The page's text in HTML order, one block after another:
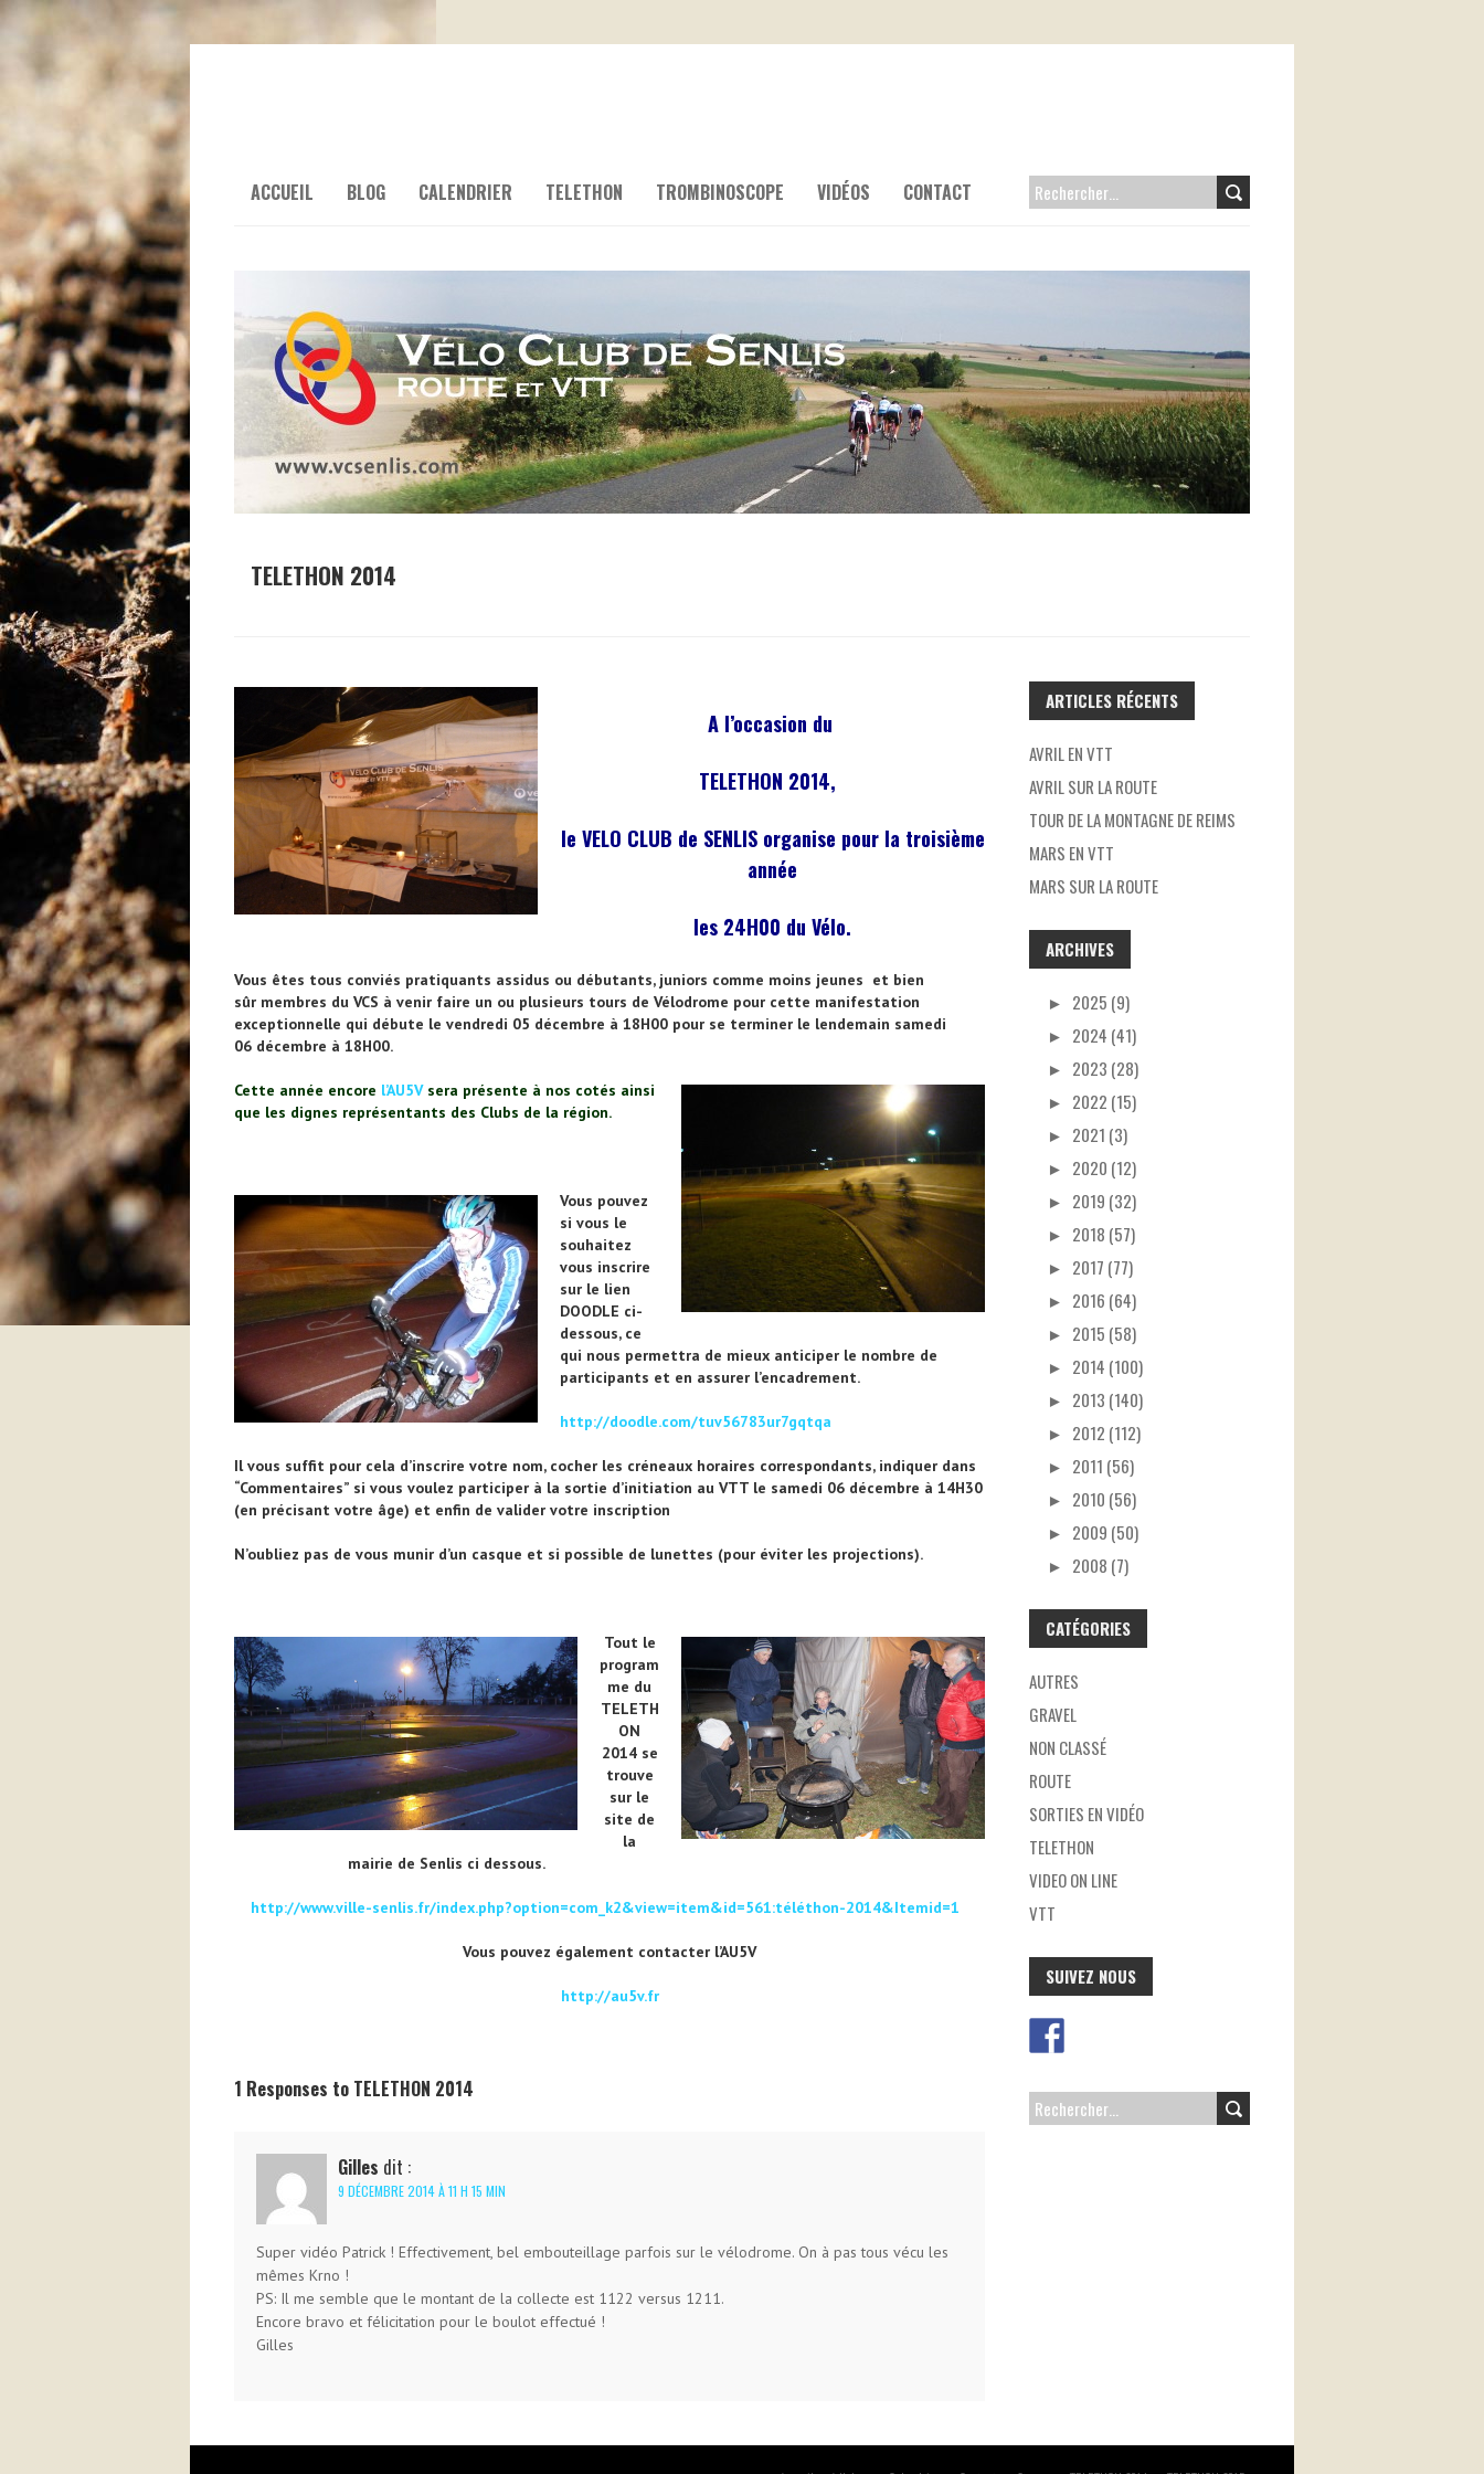
ACCUEIL BLOG CALENDRIER TELETHON TROMBINOSCOPE VIDÉOS CONTACT RECHERCHER :
TELETHON 2014
A l’occasion du
TELETHON 2014,
le VELO CLUB de SENLIS organise pour la troisième
année
les 24H00 du Vélo.
Vous êtes tous conviés pratiquants assidus ou débutants, juniors comme moins jeunes et bien
sûr membres du VCS à venir faire un ou plusieurs tours de Vélodrome pour cette manifestation
exceptionnelle qui débute le vendredi 05 décembre à 18H00 pour se terminer le lendemain samedi
06 décembre à 18H00.
Cette année encore l’AU5Vsera présente à nos cotés ainsi
que les dignes représentants des Clubs de la région.
Vous pouvez
si vous le
souhaitez
vous inscrire
sur le lien
DOODLE ci-
dessous, ce
qui nous permettra de mieux anticiper le nombre de
participants et en assurer l’encadrement.
http://doodle.com/tuv56783ur7gqtqa
Il vous suffit pour cela d’inscrire votre nom, cocher les créneaux horaires correspondants, indiquer dans
“Commentaires” si vous voulez participer à la sortie d’initiation au VTT le samedi 06 décembre à 14H30
(en précisant votre âge) et enfin de valider votre inscription
N’oubliez pas de vous munir d’un casque et si possible de lunettes (pour éviter les projections).
Tout le
program
me du
TELETH
ON
2014 se
trouve
sur le
site de
la
mairie de Senlis ci dessous.
http://www.ville-senlis.fr/index.php?option=com_k2&view=item&id=561:téléthon-2014&Itemid=1
Vous pouvez également contacter l’AU5V
http://au5v.fr
1 Responses to TELETHON 2014
Gilles dit :
9 DÉCEMBRE 2014 À 11 H 15 MIN
Super vidéo Patrick ! Effectivement, bel embouteillage parfois sur le vélodrome. On à pas tous vécu les
mêmes Krno !
PS: Il me semble que le montant de la collecte est 1122 versus 1211.
Encore bravo et félicitation pour le boulot effectué !
Gilles
ARTICLES RÉCENTS
AVRIL EN VTT
AVRIL SUR LA ROUTE
TOUR DE LA MONTAGNE DE REIMS
MARS EN VTT
MARS SUR LA ROUTE
ARCHIVES
► 2025 (9)
► 2024 (41)
► 2023 (28)
► 2022 (15)
► 2021 (3)
► 2020 (12)
► 2019 (32)
► 2018 (57)
► 2017 (77)
► 2016 (64)
► 2015 (58)
► 2014 (100)
► 2013 (140)
► 2012 (112)
► 2011 (56)
► 2010 (56)
► 2009 (50)
► 2008 (7)
CATÉGORIES
AUTRES
GRAVEL
NON CLASSÉ
ROUTE
SORTIES EN VIDÉO
TELETHON
VIDEO ON LINE
VTT
SUIVEZ NOUS
RECHERCHER :